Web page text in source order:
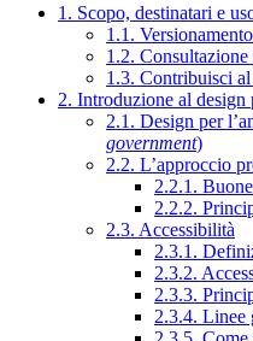
1. Scopo, destinatari e
1.1.
1.2. Consultazione
1.3. Contribuisci
2. Introduzione al
2.1. Design per
government)
2.2. L’approccio
2.2.1.
2.2.2.
2.3. Accessibilità
2.3.1.
2.3.2.
2.3.3.
2.3.4. Linee